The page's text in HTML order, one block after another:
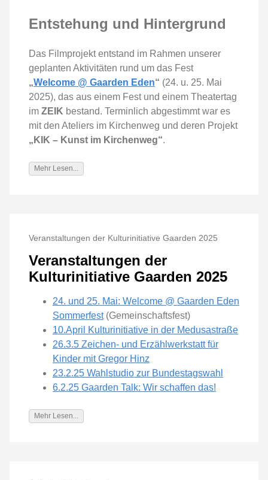
Entstehung und Hintergrund
Das Filmprojekt entstand im Rahmen unserer
geplanten Aktivitäten rund um das Fest
„Welcome @ Gaarden Eden“ (24. u. 25. Mai
2025), das aus einem Fest und einem Theatertag
im ZEIK bestand. Terminlich abgestimmt war es
mit den Ateliers im Kirchenweg und deren Projekt
„KIK – Kunst im Kirchenweg“.
Mehr Lesen...
Veranstaltungen der Kulturinitiative Gaarden 2025
Veranstaltungen der
Kulturinitiative Gaarden 2025
24. und 25. Mai: Welcome @ Gaarden Eden
Sommerfest(Gemeinschaftsfest)
10.April Kulturinitiative in der Medusastraße
26.3.5 Zeichen- und Erzählwerkstatt für
Kinder mit Gregor Hinz
23.2.25 Wahlstudio zur Bundestagswahl
6.2.25 Gaarden Talk: Wir schaffen das!
Mehr Lesen...